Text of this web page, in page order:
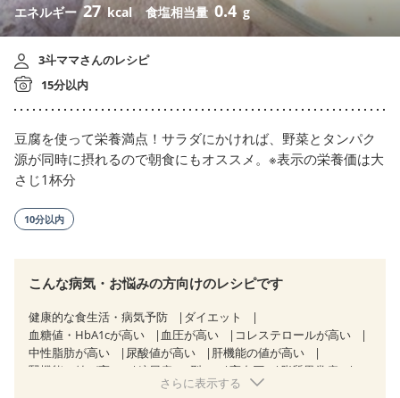
エネルギー27 kcal 食塩相当量 0.4 g
3斗ママさんのレシピ
15分以内
豆腐を使って栄養満点！サラダにかければ、野菜とタンパク
源が同時に摂れるので朝食にもオススメ。※表示の栄養価は大
さじ1杯分
10分以内
こんな病気・お悩みの方向けのレシピです
健康的な食生活・病気予防
ダイエット
血糖値・HbA1cが高い
血圧が高い
コレステロールが高い
中性脂肪が高い
尿酸値が高い
肝機能の値が高い
腎機能の値が高い
糖尿病（2型） 高血圧
脂質異常症
狭心症 心筋梗塞
さらに表示する